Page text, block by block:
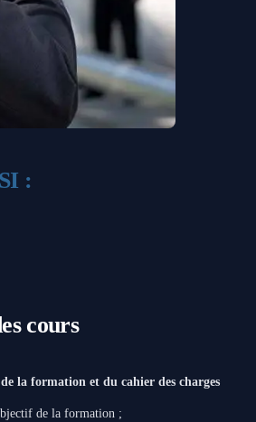
:
cours
la formation et du cahier des charges
de la formation ;